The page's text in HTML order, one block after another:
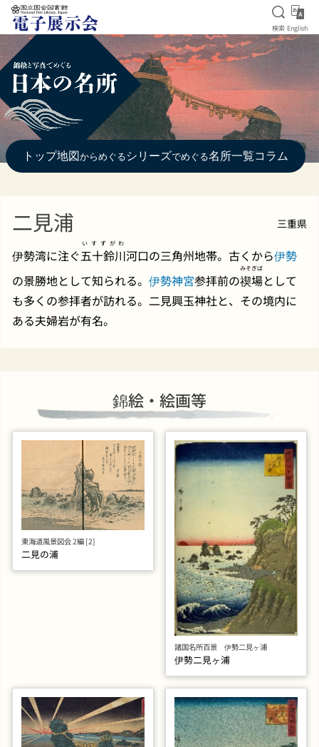
本文へ移動
検索を
検索 English
トップ地図 からめぐる シリーズでめぐる名所一覧コラム
二見浦 三重県
伊勢湾に注ぐ五十鈴川
いすずがわ
河口の三角州地帯。古くから伊勢
の景勝地として知られる。 伊勢神宮参拝前の禊場
みそぎば
として
も多くの参拝者が訪れる。二見興玉神社と、その境内に
ある夫婦岩が有名。
錦絵・絵画等
東海道風景図会 2編 [2]
二見の浦
諸国名所百景 伊勢二見ヶ浦
伊勢二見ヶ浦